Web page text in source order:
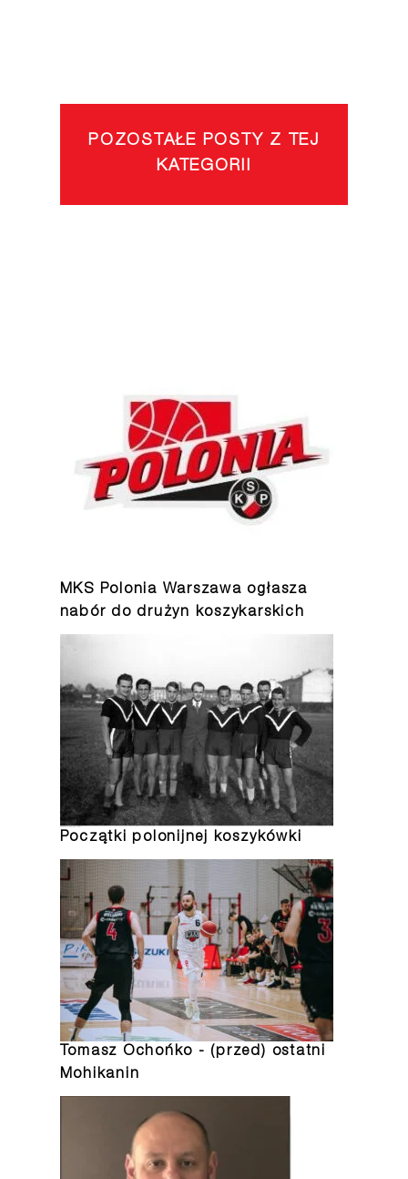
POZOSTAŁE POSTY Z TEJ
KATEGORII
MKS Polonia Warszawa ogłasza
nabór do drużyn koszykarskich
Początki polonijnej koszykówki
Tomasz Ochońko - (przed) ostatni
Mohikanin